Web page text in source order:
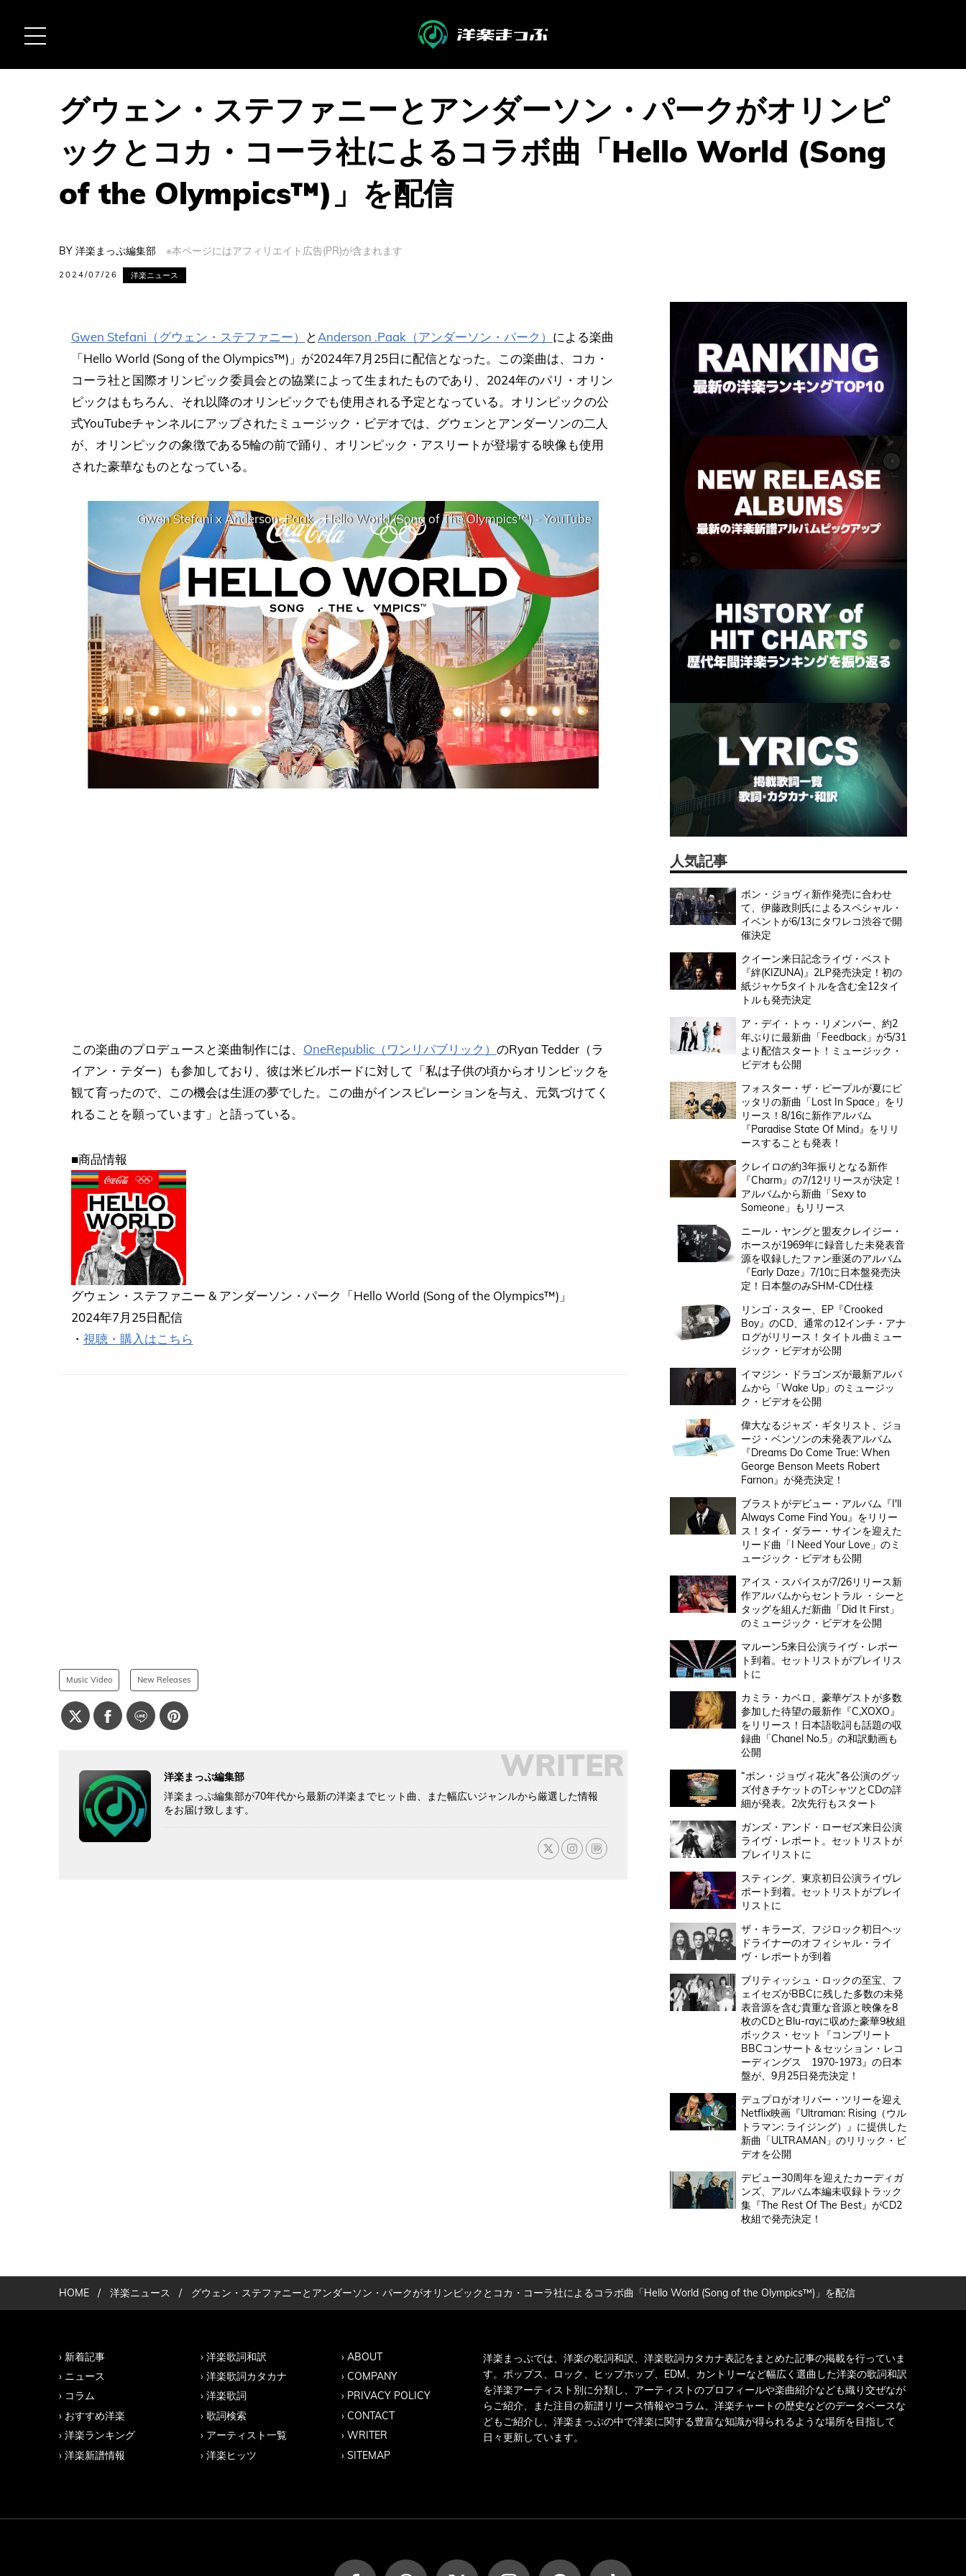
グウェン・ステファニーとアンダーソン・パークがオリンピ
ックとコカ・コーラ社によるコラボ曲「Hello World (Song
of the Olympics™)」を配信
BY 洋楽まっぷ編集部 ※本ページにはアフィリエイト広告(PR)が含まれます
2024/07/26 洋楽ニュース
Gwen Stefani（グウェン・ステファニー） とAnderson .Paak（アンダーソン・パーク） による楽曲
「Hello World (Song of the Olympics™)」が2024年7月25日に配信となった。この楽曲は、コカ・
コーラ社と国際オリンピック委員会との協業によって生まれたものであり、2024年のパリ・オリン
ピックはもちろん、それ以降のオリンピックでも使用される予定となっている。オリンピックの公
式YouTubeチャンネルにアップされたミュージック・ビデオでは、グウェンとアンダーソンの二人
が、オリンピックの象徴である5輪の前で踊り、オリンピック・アスリートが登場する映像も使用
された豪華なものとなっている。
Gwen Stefani x Anderson .Paak - Hello World (Song of The Olympics™) - YouTube
この楽曲のプロデュースと楽曲制作には、 OneRepublic（ワンリパブリック） のRyan Tedder（ラ
イアン・テダー）も参加しており、彼は米ビルボードに対して「私は子供の頃からオリンピックを
観て育ったので、この機会は生涯の夢でした。この曲がインスピレーションを与え、元気づけてく
れることを願っています」と語っている。
■商品情報
グウェン・ステファニー & アンダーソン・パーク「Hello World (Song of the Olympics™)」
2024年7月25日配信
・ 視聴・購入はこちら
Music Video New Releases
WRITER
洋楽まっぷ編集部
洋楽まっぷ編集部が70年代から最新の洋楽までヒット曲、また幅広いジャンルから厳選した情報
をお届け致します。
人気記事
ボン・ジョヴィ新作発売に合わせ
て、伊藤政則氏によるスペシャル・
イベントが6/13にタワレコ渋谷で開
催決定
クイーン来日記念ライヴ・ベスト
『絆(KIZUNA)』2LP発売決定！初の
紙ジャケ5タイトルを含む全12タイ
トルも発売決定
ア・デイ・トゥ・リメンバー、約2
年ぶりに最新曲「Feedback」が5/31
より配信スタート！ミュージック・
ビデオも公開
フォスター・ザ・ピープルが夏にピ
ッタリの新曲「Lost In Space」をリ
リース！8/16に新作アルバム
『Paradise State Of Mind』をリリ
ースすることも発表！
クレイロの約3年振りとなる新作
『Charm』の7/12リリースが決定！
アルバムから新曲「Sexy to
Someone」もリリース
ニール・ヤングと盟友クレイジー・
ホースが1969年に録音した未発表音
源を収録したファン垂涎のアルバム
『Early Daze』7/10に日本盤発売決
定！日本盤のみSHM-CD仕様
リンゴ・スター、EP『Crooked
Boy』のCD、通常の12インチ・アナ
ログがリリース！タイトル曲ミュー
ジック・ビデオが公開
イマジン・ドラゴンズが最新アルバ
ムから「Wake Up」のミュージッ
ク・ビデオを公開
偉大なるジャズ・ギタリスト、ジョ
ージ・ベンソンの未発表アルバム
『Dreams Do Come True: When
George Benson Meets Robert
Farnon』が発売決定！
ブラストがデビュー・アルバム『I'll
Always Come Find You』をリリー
ス！タイ・ダラー・サインを迎えた
リード曲「I Need Your Love」のミ
ュージック・ビデオも公開
アイス・スパイスが7/26リリース新
作アルバムからセントラル ・シーと
タッグを組んだ新曲「Did It First」
のミュージック・ビデオを公開
マルーン5来日公演ライヴ・レポー
ト到着。セットリストがプレイリス
トに
カミラ・カベロ、豪華ゲストが多数
参加した待望の最新作『C,XOXO』
をリリース！日本語歌詞も話題の収
録曲「Chanel No.5」の和訳動画も
公開
“ボン・ジョヴィ花火”各公演のグッ
ズ付きチケットのTシャツとCDの詳
細が発表。2次先行もスタート
ガンズ・アンド・ローゼズ来日公演
ライヴ・レポート。セットリストが
プレイリストに
スティング、東京初日公演ライヴレ
ポート到着。セットリストがプレイ
リストに
ザ・キラーズ、フジロック初日ヘッ
ドライナーのオフィシャル・ライ
ヴ・レポートが到着
ブリティッシュ・ロックの至宝、フ
ェイセズがBBCに残した多数の未発
表音源を含む貴重な音源と映像を8
枚のCDとBlu-rayに収めた豪華9枚組
ボックス・セット『コンプリート
BBCコンサート＆セッション・レコ
ーディングス 1970-1973』の日本
盤が、9月25日発売決定！
デュプロがオリバー・ツリーを迎え
Netflix映画『Ultraman: Rising（ウル
トラマン: ライジング）』に提供した
新曲「ULTRAMAN」のリリック・ビ
デオを公開
デビュー30周年を迎えたカーディガ
ンズ、アルバム本編未収録トラック
集『The Rest Of The Best』がCD2
枚組で発売決定！
HOME / 洋楽ニュース / グウェン・ステファニーとアンダーソン・パークがオリンピックとコカ・コーラ社によるコラボ曲「Hello World (Song of the Olympics™)」を配信
新着記事
ニュース
コラム
おすすめ洋楽
洋楽ランキング
洋楽新譜情報
洋楽歌詞和訳
洋楽歌詞カタカナ
洋楽歌詞
歌詞検索
アーティスト一覧
洋楽ヒッツ
ABOUT
COMPANY
PRIVACY POLICY
CONTACT
WRITER
SITEMAP
洋楽まっぷでは、洋楽の歌詞和訳、洋楽歌詞カタカナ表記をまとめた記事の掲載を行っていま
す。ポップス、ロック、ヒップホップ、EDM、カントリーなど幅広く選曲した洋楽の歌詞和訳
を洋楽アーティスト別に分類し、アーティストのプロフィールや楽曲紹介なども織り交ぜなが
らご紹介、また注目の新譜リリース情報やコラム、洋楽チャートの歴史などのデータベースな
どもご紹介し、洋楽まっぷの中で洋楽に関する豊富な知識が得られるような場所を目指して
日々更新しています。